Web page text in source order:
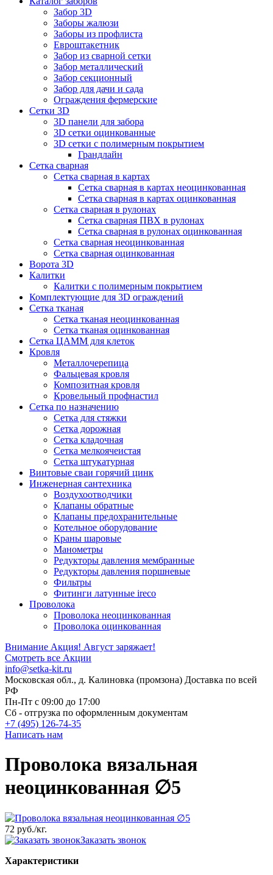
Забор 3D
Заборы жалюзи
Заборы из профлиста
Евроштакетник
Забор из сварной сетки
Забор металлический
Забор секционный
Забор для дачи и сада
Ограждения фермерские
Сетки 3D
3D панели для забора
3D сетки оцинкованные
3D сетки с полимерным покрытием
Грандлайн
Сетка сварная
Сетка сварная в картах
Сетка сварная в картах неоцинкованная
Сетка сварная в картах оцинкованная
Сетка сварная в рулонах
Cетка сварная ПВХ в рулонах
Сетка сварная в рулонах оцинкованная
Сетка сварная неоцинкованная
Сетка сварная оцинкованная
Ворота 3D
Калитки
Калитки с полимерным покрытием
Комплектующие для 3D ограждений
Сетка тканая
Сетка тканая неоцинкованная
Сетка тканая оцинкованная
Сетка ЦАММ для клеток
Кровля
Металлочерепица
Фальцевая кровля
Композитная кровля
Кровельный профнастил
Сетка по назначению
Сетка для стяжки
Сетка дорожная
Сетка кладочная
Сетка мелкоячеистая
Сетка штукатурная
Винтовые сваи горячий цинк
Инженерная сантехника
Воздухоотводчики
Клапаны обратные
Клапаны предохранительные
Котельное оборудование
Краны шаровые
Манометры
Редукторы давления мембранные
Редукторы давления поршневые
Фильтры
Фитинги латунные ireco
Проволока
Проволока неоцинкованная
Проволока оцинкованная
Внимание Акция! Август заряжает!
Смотреть все Акции
info@setka-kit.ru
Московская обл., д. Калиновка (промзона) Доставка по всей
РФ
Пн-Пт с 09:00 до 17:00
Сб - отгрузка по оформленным документам
+7 (495) 126-74-35
Написать нам
Проволока вязальная
неоцинкованная ∅5
72 руб./кг.
Заказать звонок
Характеристики